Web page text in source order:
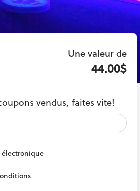
Une valeur de
44.00$
vendus, faites vite!
électronique